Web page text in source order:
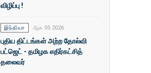
விழிப்பு !
இந்தியா ஆக 05 2026
புதிய திட்டங்கள் அற்ற தோல்வி
பட்ஜெட் - தமிழக எதிர்கட்சித்
தலைவர்